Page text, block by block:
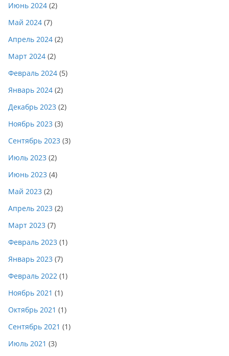
Июнь 2024 (2)
Май 2024 (7)
Апрель 2024 (2)
Март 2024 (2)
Февраль 2024 (5)
Январь 2024 (2)
Декабрь 2023 (2)
Ноябрь 2023 (3)
Сентябрь 2023 (3)
Июль 2023 (2)
Июнь 2023 (4)
Май 2023 (2)
Апрель 2023 (2)
Март 2023 (7)
Февраль 2023 (1)
Январь 2023 (7)
Февраль 2022 (1)
Ноябрь 2021 (1)
Октябрь 2021 (1)
Сентябрь 2021 (1)
Июль 2021 (3)